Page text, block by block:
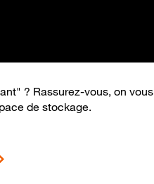
? Rassurez-vous, on vous
de stockage.